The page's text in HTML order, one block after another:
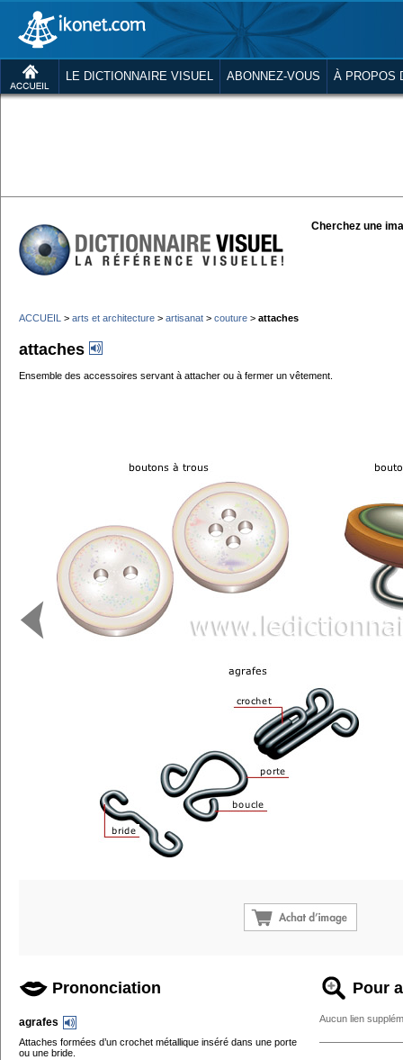
LE DICTIONNAIRE VISUEL ABONNEZ-VOUS À PROPOS
Cherchez une
ACCUEIL > arts et architecture > artisanat > couture > attaches
attaches
Ensemble des accessoires servant à attacher ou à fermer un vêtement.
Prononciation
agrafes
Attaches formées d’un crochet métallique inséré dans une porte
ou une bride.
Pour
Aucun lien